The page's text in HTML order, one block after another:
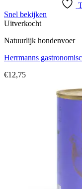
Snel bekijken
Uitverkocht
Natuurlijk hondenvoer
Herrmanns
€12,75